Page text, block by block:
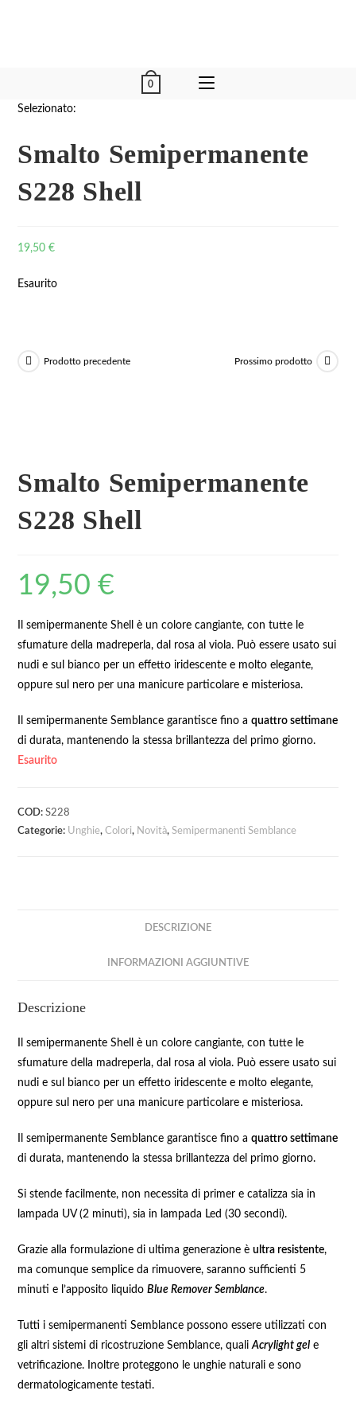
0
Selezionato:
Smalto Semipermanente
S228 Shell
19,50€
Esaurito
Prodotto precedente Prossimo prodotto
Smalto Semipermanente
S228 Shell
19,50€
Il semipermanente Shell è un colore cangiante, con tutte le
sfumature della madreperla, dal rosa al viola. Può essere usato sui
nudi e sul bianco per un effetto iridescente e molto elegante,
oppure sul nero per una manicure particolare e misteriosa.
Il semipermanente Semblance garantisce fino aquattro settimane
di durata, mantenendo la stessa brillantezza del primo giorno.
Esaurito
COD:S228
Categorie: Unghie,Colori, Novità,Semipermanenti Semblance
DESCRIZIONE
INFORMAZIONI AGGIUNTIVE
Descrizione
Il semipermanente Shell è un colore cangiante, con tutte le
sfumature della madreperla, dal rosa al viola. Può essere usato sui
nudi e sul bianco per un effetto iridescente e molto elegante,
oppure sul nero per una manicure particolare e misteriosa.
Il semipermanente Semblance garantisce fino aquattro settimane
di durata, mantenendo la stessa brillantezza del primo giorno.
Si stende facilmente, non necessita di primer e catalizza sia in
lampada UV (2 minuti), sia in lampada Led (30 secondi).
Grazie alla formulazione di ultima generazione èultra resistente,
ma comunque semplice da rimuovere, saranno sufficienti 5
minuti e l’apposito liquidoBlue Remover Semblance.
Tutti i semipermanenti Semblance possono essere utilizzati con
gli altri sistemi di ricostruzione Semblance, qualiAcrylight gel e
vetrificazione. Inoltre proteggono le unghie naturali e sono
dermatologicamente testati.